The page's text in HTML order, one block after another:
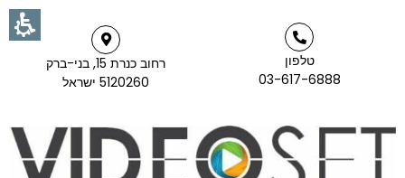
טלפון
03-617-6888
רחוב כנרת 15, בני-ברק
5120260 ישראל